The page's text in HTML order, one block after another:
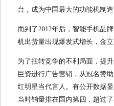
台，成为中国最大的功能机制造
而到了2012年后，智能手机品
机出货量出现爆发式增长，金
为了扭转竞争的不利局面，提
巨资进行广告营销，从冠名赞
红明星当代言人。有公开数据
当时销量排在国内第四，超过